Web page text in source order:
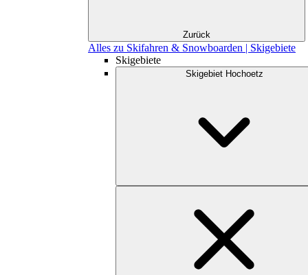
Zurück
Alles zu Skifahren & Snowboarden | Skigebiete
Skigebiete
Skigebiet Hochoetz